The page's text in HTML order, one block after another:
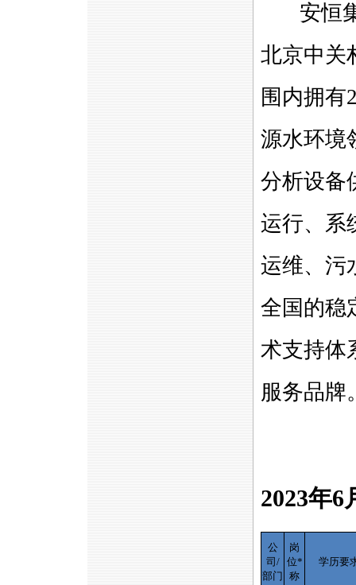
安恒集
北京中关
围内拥有
源水环境
分析设备
运行、系
运维、污
全国的稳
术支持体
服务品牌
2023年6
公
司/
部门
岗
位*
称
学历要